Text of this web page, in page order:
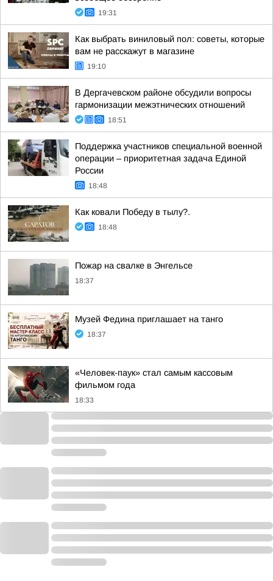
19:31
Как выбрать виниловый пол: советы, которые
вам не расскажут в магазине
19:10
В Дергачевском районе обсудили вопросы
гармонизации межэтнических отношений
18:51
Поддержка участников специальной военной
операции – приоритетная задача Единой
России
18:48
Как ковали Победу в тылу?.
18:48
Пожар на свалке в Энгельсе
18:37
Музей Федина приглашает на танго
18:37
«Человек-паук» стал самым кассовым
фильмом года
18:33